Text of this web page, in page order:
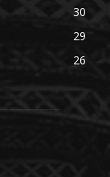
30
29
26